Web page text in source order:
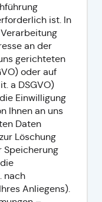
ist. In
an der
gerichteten
oder auf
a DSGVO)
Einwilligung
Ihnen an uns
Daten
Löschung
Speicherung
nach
Anliegens).